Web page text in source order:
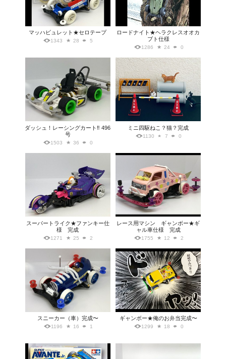
マッハビュレット★セロテープ
1343 28 5
ロードナイト★ヘラクレスオオカ
ブト仕様
1286 24 0
ダッシュ！レーシングカート‼︎ 496
号
1503 36 0
ミニ四駆ねこ？猫？完成
1130 7 0
スーパートライク★ファンキー仕
様 完成
1271 25 2
レース用マシン ギャンボー★ギ
ャル車仕様 完成
1755 12 2
スニーカー（車）完成〜
1196 16 1
ギャンボー★俺のお弁当完成〜
1299 18 0